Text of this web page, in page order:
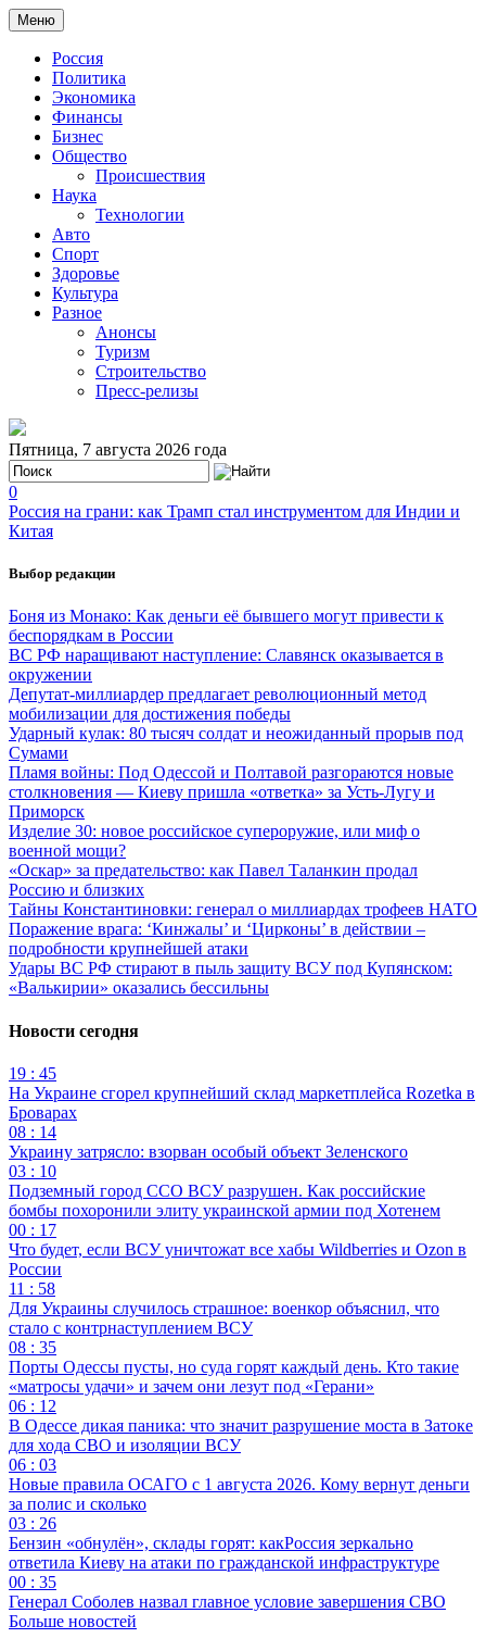
Меню
Россия
Политика
Экономика
Финансы
Бизнес
Общество
Происшествия
Наука
Технологии
Авто
Спорт
Здоровье
Культура
Разное
Анонсы
Туризм
Строительство
Пресс-релизы
Пятница, 7 августа 2026 года
0
Россия на грани: как Трамп стал инструментом для Индии и
Китая
Выбор редакции
Боня из Монако: Как деньги её бывшего могут привести к
беспорядкам в России
ВС РФ наращивают наступление: Славянск оказывается в
окружении
Депутат-миллиардер предлагает революционный метод
мобилизации для достижения победы
Ударный кулак: 80 тысяч солдат и неожиданный прорыв под
Сумами
Пламя войны: Под Одессой и Полтавой разгораются новые
столкновения — Киеву пришла «ответка» за Усть-Лугу и
Приморск
Изделие 30: новое российское супероружие, или миф о
военной мощи?
«Оскар» за предательство: как Павел Таланкин продал
Россию и близких
Тайны Константиновки: генерал о миллиардах трофеев НАТО
Поражение врага: ‘Кинжалы’ и ‘Цирконы’ в действии –
подробности крупнейшей атаки
Удары ВС РФ стирают в пыль защиту ВСУ под Купянском:
«Валькирии» оказались бессильны
Новости сегодня
19 : 45
На Украине сгорел крупнейший склад маркетплейса Rozetka в
Броварах
08 : 14
Украину затрясло: взорван особый объект Зеленского
03 : 10
Подземный город ССО ВСУ разрушен. Как российские
бомбы похоронили элиту украинской армии под Хотенем
00 : 17
Что будет, если ВСУ уничтожат все хабы Wildberries и Ozon в
России
11 : 58
Для Украины случилось страшное: военкор объяснил, что
стало с контрнаступлением ВСУ
08 : 35
Порты Одессы пусты, но суда горят каждый день. Кто такие
«матросы удачи» и зачем они лезут под «Герани»
06 : 12
В Одессе дикая паника: что значит разрушение моста в Затоке
для хода СВО и изоляции ВСУ
06 : 03
Новые правила ОСАГО с 1 августа 2026. Кому вернут деньги
за полис и сколько
03 : 26
Бензин «обнулён», склады горят: какРоссия зеркально
ответила Киеву на атаки по гражданской инфраструктуре
00 : 35
Генерал Соболев назвал главное условие завершения СВО
Больше новостей